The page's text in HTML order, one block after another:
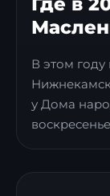
В этом году
у Дома